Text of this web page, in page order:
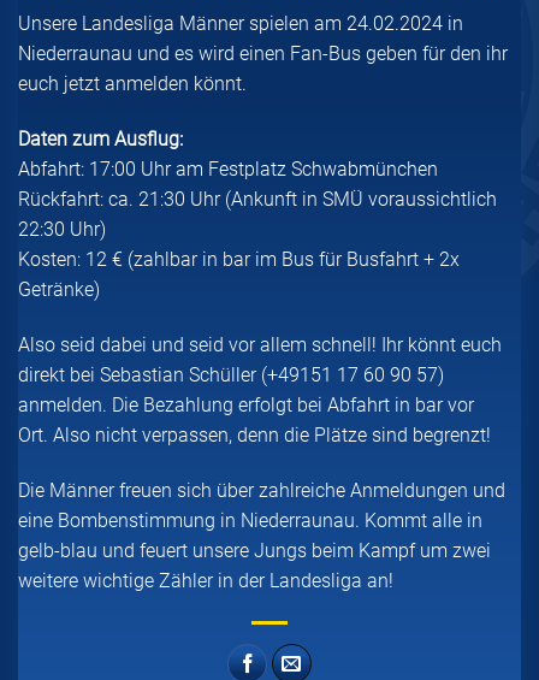
Unsere Landesliga Männer spielen am 24.02.2024 in
Niederraunau und es wird einen Fan-Bus geben für den ihr
euch jetzt anmelden könnt.
Daten zum Ausflug:
Abfahrt: 17:00 Uhr am Festplatz Schwabmünchen
Rückfahrt: ca. 21:30 Uhr (Ankunft in SMÜ voraussichtlich
22:30 Uhr)
Kosten: 12 € (zahlbar in bar im Bus für Busfahrt + 2x
Getränke)
Also seid dabei und seid vor allem schnell! Ihr könnt euch
direkt bei Sebastian Schüller (+49151 17 60 90 57)
anmelden. Die Bezahlung erfolgt bei Abfahrt in bar vor
Ort. Also nicht verpassen, denn die Plätze sind begrenzt!
Die Männer freuen sich über zahlreiche Anmeldungen und
eine Bombenstimmung in Niederraunau. Kommt alle in
gelb-blau und feuert unsere Jungs beim Kampf um zwei
weitere wichtige Zähler in der Landesliga an!